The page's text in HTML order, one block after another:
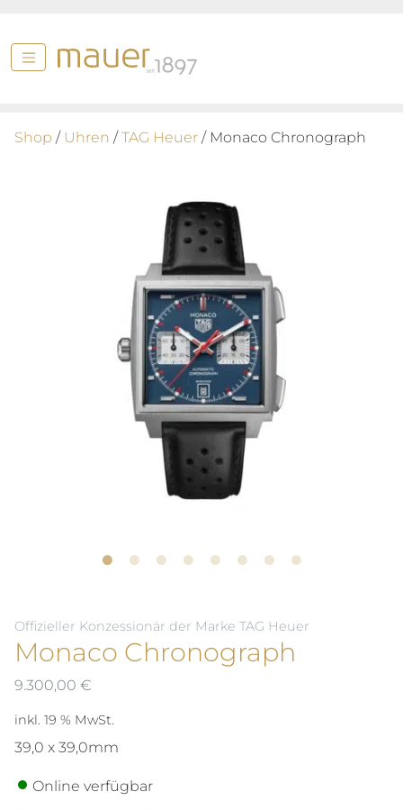
Shop / Uhren /TAG Heuer / Monaco Chronograph
Offizieller Konzessionär der Marke TAG Heuer
Monaco Chronograph
9.300,00 €
inkl. 19 % MwSt.
39,0 x 39,0mm
Online verfügbar